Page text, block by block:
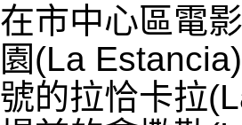
在市中心區電
園(La
號的拉恰卡拉